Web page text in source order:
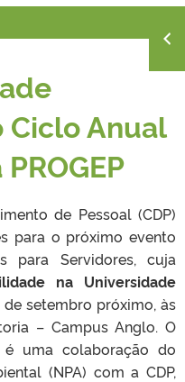
Ciclo Anual
de Pessoal (CDP)
para o próximo evento
para Servidores, cuja
na Universidade
setembro próximo, às
– Campus Anglo. O
uma colaboração do
(NPA) com a CDP,